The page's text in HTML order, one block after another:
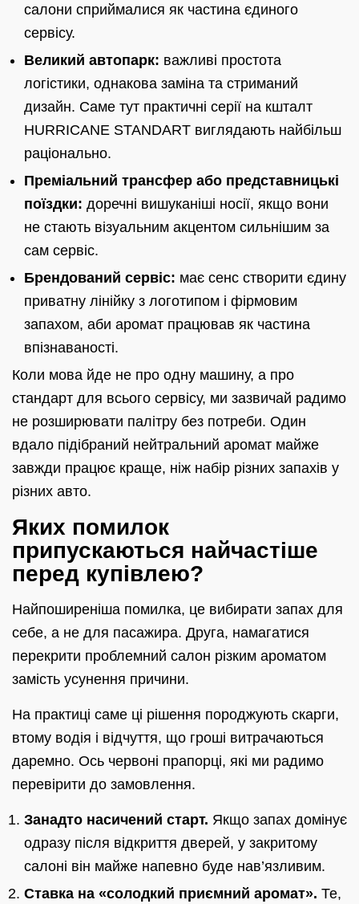
салони сприймалися як частина єдиного
сервісу.
Великий автопарк: важливі простота
логістики, однакова заміна та стриманий
дизайн. Саме тут практичні серії на кшталт
HURRICANE STANDART виглядають найбільш
раціонально.
Преміальний трансфер або представницькі
поїздки: доречні вишуканіші носії, якщо вони
не стають візуальним акцентом сильнішим за
сам сервіс.
Брендований сервіс: має сенс створити єдину
приватну лінійку з логотипом і фірмовим
запахом, аби аромат працював як частина
впізнаваності.
Коли мова йде не про одну машину, а про
стандарт для всього сервісу, ми зазвичай радимо
не розширювати палітру без потреби. Один
вдало підібраний нейтральний аромат майже
завжди працює краще, ніж набір різних запахів у
різних авто.
Яких помилок
припускаються найчастіше
перед купівлею?
Найпоширеніша помилка, це вибирати запах для
себе, а не для пасажира. Друга, намагатися
перекрити проблемний салон різким ароматом
замість усунення причини.
На практиці саме ці рішення породжують скарги,
втому водія і відчуття, що гроші витрачаються
даремно. Ось червоні прапорці, які ми радимо
перевірити до замовлення.
Занадто насичений старт. Якщо запах домінує
одразу після відкриття дверей, у закритому
салоні він майже напевно буде нав’язливим.
Ставка на «солодкий приємний аромат». Те,